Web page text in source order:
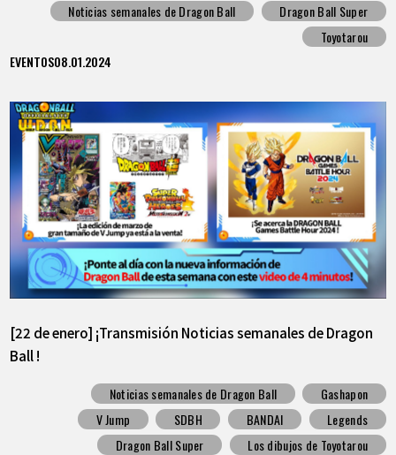
Noticias semanales de Dragon Ball
Dragon Ball Super
Toyotarou
EVENTOS08.01.2024
[22 de enero] ¡Transmisión Noticias semanales de Dragon
Ball !
Noticias semanales de Dragon Ball
Gashapon
V Jump
SDBH BANDAI
Legends
Dragon Ball Super
Los dibujos de Toyotarou